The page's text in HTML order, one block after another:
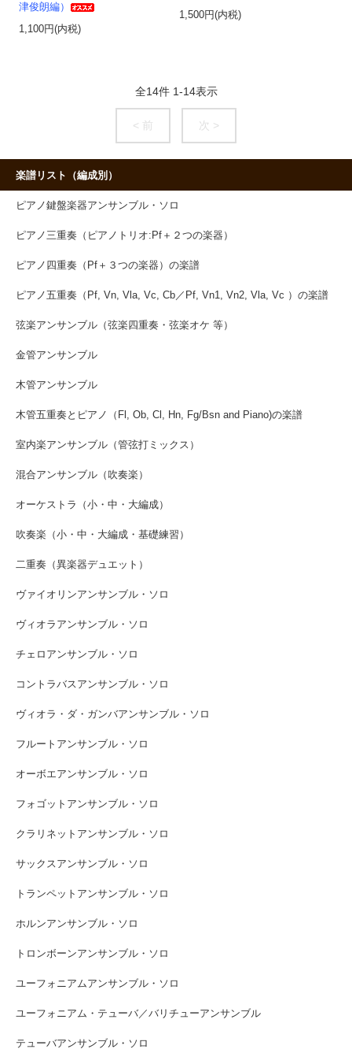
津俊朗編）
1,100円(内税)
1,500円(内税)
全14件 1-14表示
< 前 次 >
楽譜リスト（編成別）
ピアノ鍵盤楽器アンサンブル・ソロ
ピアノ三重奏（ピアノトリオ:Pf＋２つの楽器）
ピアノ四重奏（Pf＋３つの楽器）の楽譜
ピアノ五重奏（Pf, Vn, Vla, Vc, Cb／Pf, Vn1, Vn2, Vla, Vc ）の楽譜
弦楽アンサンブル（弦楽四重奏・弦楽オケ 等）
金管アンサンブル
木管アンサンブル
木管五重奏とピアノ（Fl, Ob, Cl, Hn, Fg/Bsn and Piano)の楽譜
室内楽アンサンブル（管弦打ミックス）
混合アンサンブル（吹奏楽）
オーケストラ（小・中・大編成）
吹奏楽（小・中・大編成・基礎練習）
二重奏（異楽器デュエット）
ヴァイオリンアンサンブル・ソロ
ヴィオラアンサンブル・ソロ
チェロアンサンブル・ソロ
コントラバスアンサンブル・ソロ
ヴィオラ・ダ・ガンバアンサンブル・ソロ
フルートアンサンブル・ソロ
オーボエアンサンブル・ソロ
フォゴットアンサンブル・ソロ
クラリネットアンサンブル・ソロ
サックスアンサンブル・ソロ
トランペットアンサンブル・ソロ
ホルンアンサンブル・ソロ
トロンボーンアンサンブル・ソロ
ユーフォニアムアンサンブル・ソロ
ユーフォニアム・テューバ／バリチューアンサンブル
テューバアンサンブル・ソロ